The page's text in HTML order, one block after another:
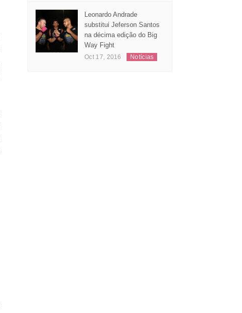
Leonardo Andrade
substitui Jeferson Santos
na décima edição do Big
Way Fight
Oct 17, 2016 Notícias